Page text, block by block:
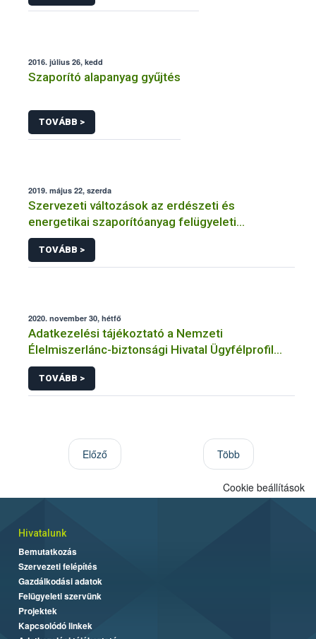
2016. július 26, kedd
Szaporító alapanyag gyűjtés
TOVÁBB >
2019. május 22, szerda
Szervezeti változások az erdészeti és
energetikai szaporítóanyag felügyeleti
rendszerben
TOVÁBB >
2020. november 30, hétfő
Adatkezelési tájékoztató a Nemzeti
Élelmiszerlánc-biztonsági Hivatal Ügyfélprofil
Rendszerben állattenyésztés témakörben
intézhető közhatalmi eljárásaihoz kapcsolódó
adatkezeléséhez
TOVÁBB >
Előző Több
Cookie beállítások
Hivatalunk
Bemutatkozás
Szervezeti felépítés
Gazdálkodási adatok
Felügyeleti szervünk
Projektek
Kapcsolódó linkek